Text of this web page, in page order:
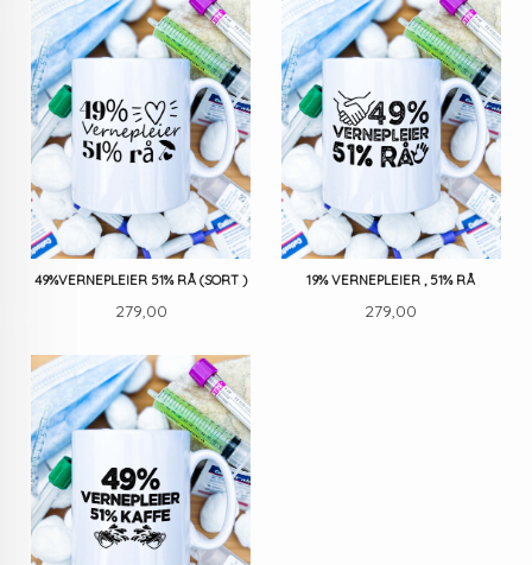
49%VERNEPLEIER 51% RÅ (SORT )
Pris
279,00
19% VERNEPLEIER , 51% RÅ
Pris
279,00